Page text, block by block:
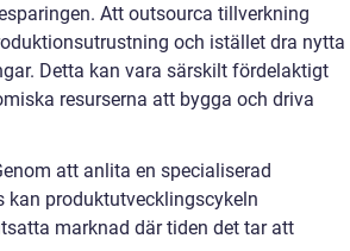
Att outsourca tillverkning
och istället dra nytta
Detta kan vara särskilt fördelaktigt
resurserna att bygga och driva
att anlita en specialiserad
kan produktutvecklingscykeln
marknad där tiden det tar att